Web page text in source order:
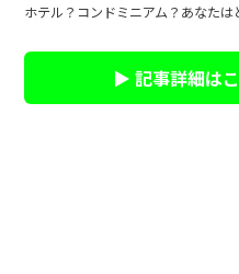
ホテル？コンドミニアム？あなたは
▶ 記事詳細は